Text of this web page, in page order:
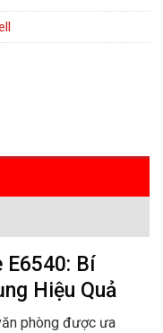
Bí
Hiệu Quả
phòng được ưa